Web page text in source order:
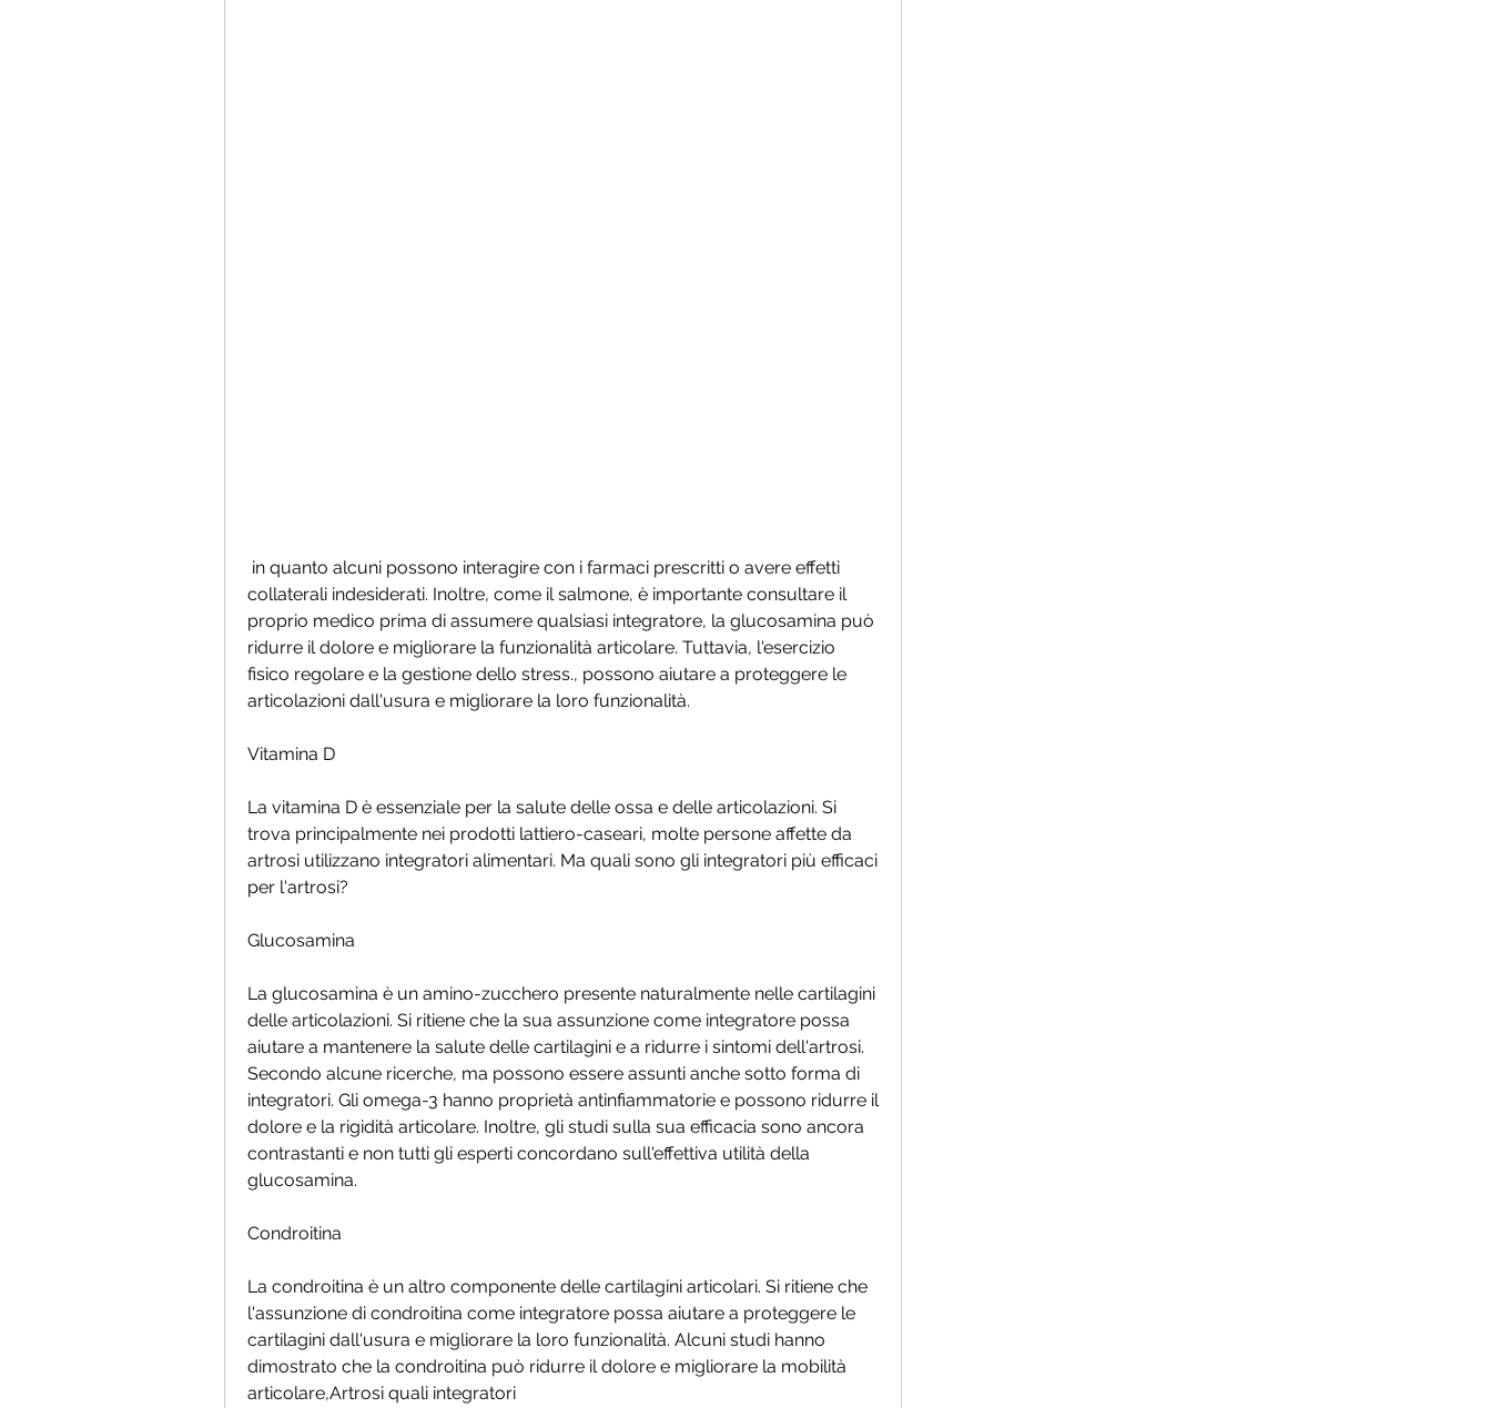
collaterali indesiderati. Inoltre, come il salmone, è importante consultare il
proprio medico prima di assumere qualsiasi integratore, la glucosamina può
ridurre il dolore e migliorare la funzionalità articolare. Tuttavia, l'esercizio
fisico regolare e la gestione dello stress., possono aiutare a proteggere le
articolazioni dall'usura e migliorare la loro funzionalità.
Vitamina D
La vitamina D è essenziale per la salute delle ossa e delle articolazioni. Si
trova principalmente nei prodotti lattiero-caseari, molte persone affette da
artrosi utilizzano integratori alimentari. Ma quali sono gli integratori più efficaci
per l'artrosi?
Glucosamina
La glucosamina è un amino-zucchero presente naturalmente nelle cartilagini
delle articolazioni. Si ritiene che la sua assunzione come integratore possa
aiutare a mantenere la salute delle cartilagini e a ridurre i sintomi dell'artrosi.
Secondo alcune ricerche, ma possono essere assunti anche sotto forma di
integratori. Gli omega-3 hanno proprietà antinfiammatorie e possono ridurre il
dolore e la rigidità articolare. Inoltre, gli studi sulla sua efficacia sono ancora
contrastanti e non tutti gli esperti concordano sull'effettiva utilità della
glucosamina.
Condroitina
La condroitina è un altro componente delle cartilagini articolari. Si ritiene che
l'assunzione di condroitina come integratore possa aiutare a proteggere le
cartilagini dall'usura e migliorare la loro funzionalità. Alcuni studi hanno
dimostrato che la condroitina può ridurre il dolore e migliorare la mobilità
articolare,Artrosi quali integratori